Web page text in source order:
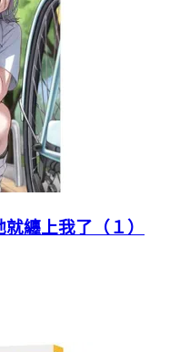
纏上我了（１）